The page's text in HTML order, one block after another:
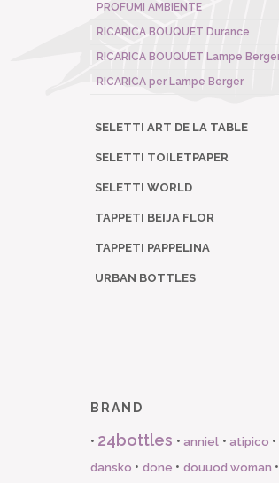
PROFUMI AMBIENTE
RICARICA BOUQUET Durance
RICARICA BOUQUET Lampe
RICARICA per Lampe Berger
SELETTI ART DE LA TABLE
SELETTI TOILETPAPER
SELETTI WORLD
TAPPETI BEIJA FLOR
TAPPETI PAPPELINA
URBAN BOTTLES
BRAND
• 24bottles •anniel •atipico •
dansko • done • douuod woman •